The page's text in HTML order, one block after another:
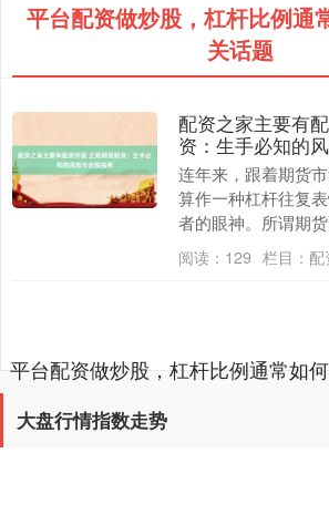
平台配资做炒股，杠杆比例通
关话题
配资之家主要有
资：生手必知的
连年来，跟着期货
算作一种杠杆往复
者的眼神。所谓期
向投资者提供资金
作保证金，从而放....
阅读： 129 栏目： 配
平台配资做炒股，杠杆比例通常如
大盘行情指数走势